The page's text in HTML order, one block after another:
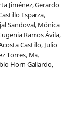
Jiménez, Gerardo
Esparza,
Sandoval, Mónica
Ramos Ávila,
Castillo, Julio
Torres, Ma.
Horn Gallardo,